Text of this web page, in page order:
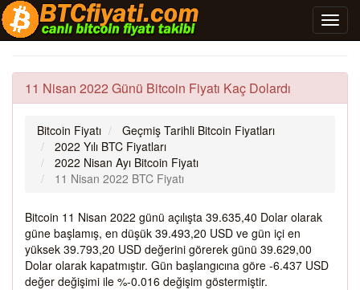
11 Nisan 2022 Günü Bitcoin Fiyatı Kaç Dolardı
Bitcoin Fiyatı
Geçmiş Tarihli Bitcoin Fiyatları
2022 Yılı BTC Fiyatları
2022 Nisan Ayı Bitcoin Fiyatı
11 Nisan 2022 BTC Fiyatı
Bitcoin 11 Nisan 2022 günü açılışta 39.635,40 Dolar olarak
güne başlamış, en düşük 39.493,20 USD ve gün içi en
yüksek 39.793,20 USD değerini görerek günü 39.629,00
Dolar olarak kapatmıştır. Gün başlangıcına göre -6.437 USD
değer değişimi ile %-0.016 değişim göstermiştir.